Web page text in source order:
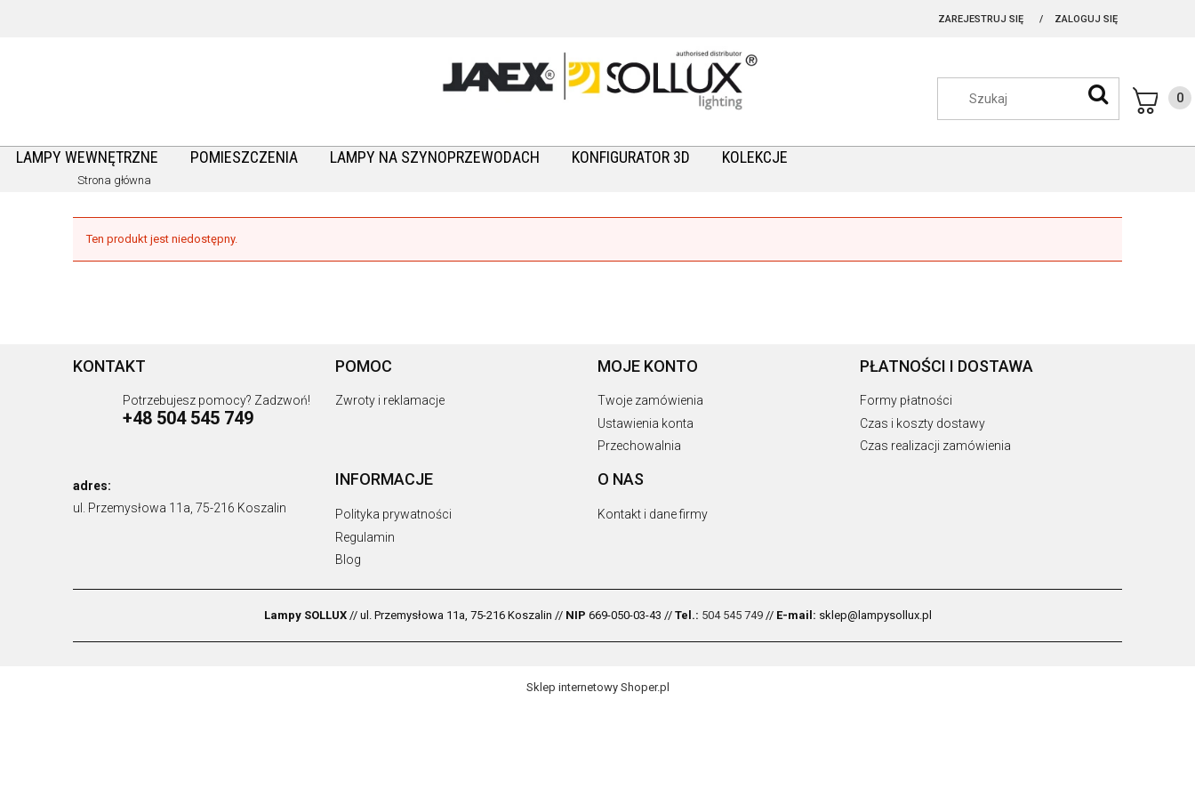
ZAREJESTRUJ SIĘ ZALOGUJ SIĘ
LAMPY WEWNĘTRZNE POMIESZCZENIA LAMPY NA SZYNOPRZEWODACH KONFIGURATOR 3D KOLEKCJE
Strona główna
Ten produkt jest niedostępny.
KONTAKT
Potrzebujesz pomocy? Zadzwoń!
+48 504 545 749
adres:
ul. Przemysłowa 11a, 75-216 Koszalin
POMOC
Zwroty i reklamacje
MOJE KONTO
Twoje zamówienia
Ustawienia konta
Przechowalnia
PŁATNOŚCI I DOSTAWA
Formy płatności
Czas i koszty dostawy
Czas realizacji zamówienia
INFORMACJE
Polityka prywatności
Regulamin
Blog
O NAS
Kontakt i dane firmy
Lampy SOLLUX// ul. Przemysłowa 11a, 75-216 Koszalin // NIP 669-050-03-43 // Tel.: 504 545 749// E-mail: sklep@lampysollux.pl
Sklep internetowy Shoper.pl